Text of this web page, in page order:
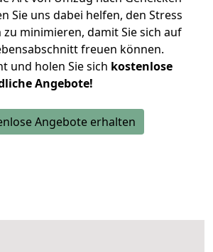
Sie uns dabei helfen, den Stress
zu minimieren, damit Sie sich auf
freuen können.
und holen Sie sich kostenlose
Angebote!
Angebote erhalten